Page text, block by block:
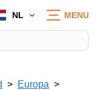
NL MENU
Europa